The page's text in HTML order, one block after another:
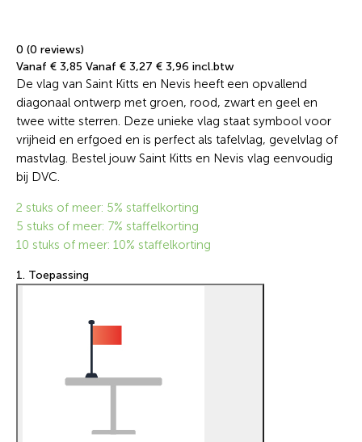
0 (0 reviews)
Vanaf € 3,85 Vanaf € 3,27 € 3,96 incl.btw
De vlag van Saint Kitts en Nevis heeft een opvallend
diagonaal ontwerp met groen, rood, zwart en geel en
twee witte sterren. Deze unieke vlag staat symbool voor
vrijheid en erfgoed en is perfect als tafelvlag, gevelvlag of
mastvlag. Bestel jouw Saint Kitts en Nevis vlag eenvoudig
bij DVC.
2 stuks of meer: 5% staffelkorting
5 stuks of meer: 7% staffelkorting
10 stuks of meer: 10% staffelkorting
1. Toepassing